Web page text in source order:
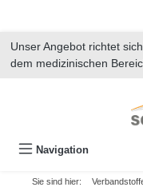
Unser Angebot richtet
dem medizinischen
Navigation
Sie sind hier: